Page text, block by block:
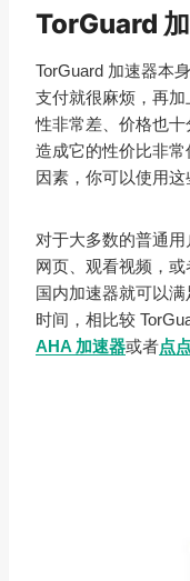
TorGuard
TorGuard 加速器本
支付就很麻烦，再
性非常差、价格也
造成它的性价比非
因素，你可以使用这
对于大多数的普通
网页、观看视频，
国内加速器就可以
时间，相比较
AHA 加速器或者点